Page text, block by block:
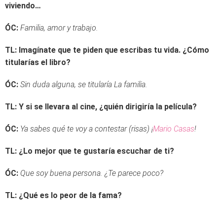
viviendo…
ÓC: Familia, amor y trabajo.
TL: Imagínate que te piden que escribas tu vida. ¿Cómo
titularías el libro?
ÓC: Sin duda alguna, se titularía La familia.
TL: Y si se llevara al cine, ¿quién dirigiría la película?
ÓC: Ya sabes qué te voy a contestar (risas) ¡Mario Casas!
TL: ¿Lo mejor que te gustaría escuchar de ti?
ÓC: Que soy buena persona. ¿Te parece poco?
TL: ¿Qué es lo peor de la fama?